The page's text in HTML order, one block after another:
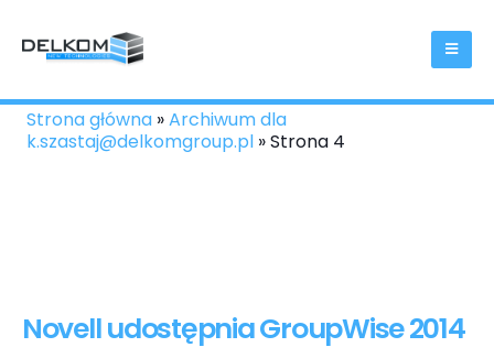
Strona główna »Archiwum dla
k.szastaj@delkomgroup.pl »Strona 4
Novell udostępnia GroupWise 2014